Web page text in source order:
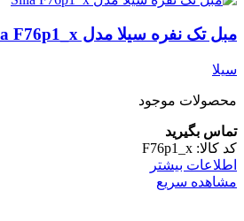
مبل تک نفره سیلا مدل Silla F76p1_x
سیلا
محصولات موجود
تماس بگیرید
کد کالا: F76p1_x
اطلاعات بیشتر
مشاهده سریع